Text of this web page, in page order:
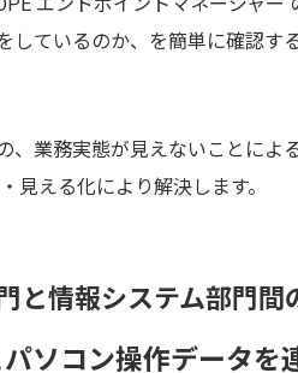
しているのか、を簡単に確認
、業務実態が見えないことによ
見える化により解決します。
と情報システム部門間
ソコン操作データを